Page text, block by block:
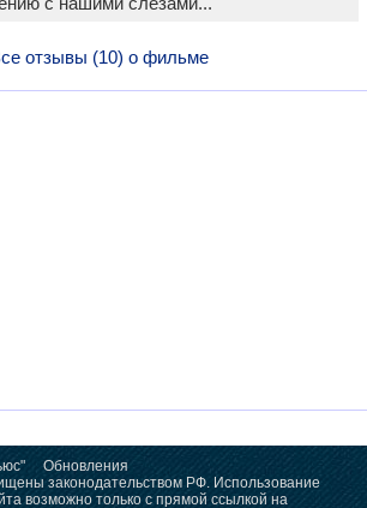
отзывы (10) о фильме
Обновления
законодательством РФ. Использование
возможно только с прямой ссылкой на